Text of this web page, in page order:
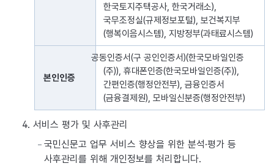
한국토지주택공사, 한국거래소),
국무조정실(규제정보포털), 보건복지부
(행복이음시스템), 지방정부(과태료시스템)
본인인증
공동인증서(구 공인인증서)(한국모바일인증
(주)), 휴대폰인증(한국모바일인증(주)),
간편인증(행정안전부), 금융인증서
(금융결제원), 모바일신분증(행정안전부)
4. 서비스 평가 및 사후관리
국민신문고 업무 서비스 향상을 위한 분석·평가 등
사후관리를 위해 개인정보를 처리합니다.